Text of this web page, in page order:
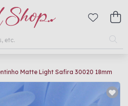
Matte Light Safira 30020 18mm